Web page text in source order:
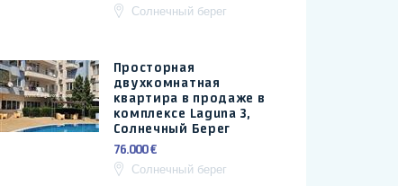
Солнечный берег
Просторная
двухкомнатная
квартира в продаже в
комплексе Laguna 3,
Солнечный Берег
76.000 €
Солнечный берег